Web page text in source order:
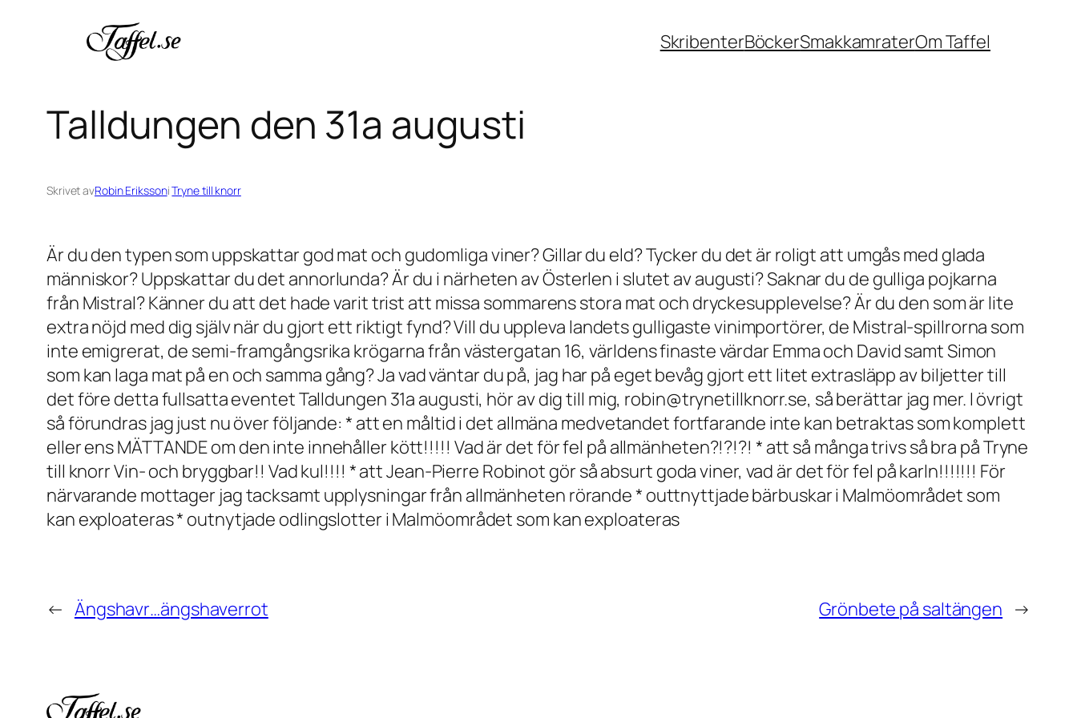
SkribenterBöckerSmakkamraterOm Taffel
Talldungen den 31a augusti
Skrivet avRobin ErikssoniTryne till knorr
Är du den typen som uppskattar god mat och gudomliga viner? Gillar du eld? Tycker du det är roligt att umgås med glada
människor? Uppskattar du det annorlunda? Är du i närheten av Österlen i slutet av augusti? Saknar du de gulliga pojkarna
från Mistral? Känner du att det hade varit trist att missa sommarens stora mat och dryckesupplevelse? Är du den som är lite
extra nöjd med dig själv när du gjort ett riktigt fynd? Vill du uppleva landets gulligaste vinimportörer, de Mistral-spillrorna som
inte emigrerat, de semi-framgångsrika krögarna från västergatan 16, världens finaste värdar Emma och David samt Simon
som kan laga mat på en och samma gång? Ja vad väntar du på, jag har på eget bevåg gjort ett litet extrasläpp av biljetter till
det före detta fullsatta eventet Talldungen 31a augusti, hör av dig till mig, robin@trynetillknorr.se, så berättar jag mer. I övrigt
så förundras jag just nu över följande: * att en måltid i det allmäna medvetandet fortfarande inte kan betraktas som komplett
eller ens MÄTTANDE om den inte innehåller kött!!!!! Vad är det för fel på allmänheten?!?!?! * att så många trivs så bra på Tryne
till knorr Vin- och bryggbar!! Vad kul!!!! * att Jean-Pierre Robinot gör så absurt goda viner, vad är det för fel på karln!!!!!!! För
närvarande mottager jag tacksamt upplysningar från allmänheten rörande * outtnyttjade bärbuskar i Malmöområdet som
kan exploateras * outnytjade odlingslotter i Malmöområdet som kan exploateras
← Ängshavr…ängshaverrot Grönbete på saltängen →